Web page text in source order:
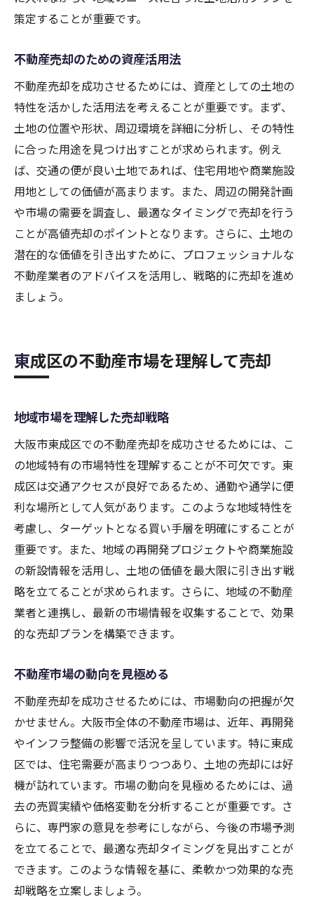
策定することが重要です。
不動産売却のための資産活用法
不動産売却を成功させるためには、資産としての土地の
特性を活かした活用法を考えることが重要です。まず、
土地の位置や形状、周辺環境を詳細に分析し、その特性
に合った用途を見つけ出すことが求められます。例え
ば、交通の便が良い土地であれば、住宅用地や商業施設
用地としての価値が高まります。また、周辺の開発計画
や市場の需要を調査し、最適なタイミングで売却を行う
ことが高値売却のポイントとなります。さらに、土地の
潜在的な価値を引き出すために、プロフェッショナルな
不動産業者のアドバイスを活用し、戦略的に売却を進め
ましょう。
東成区の不動産市場を理解して売却
地域市場を理解した売却戦略
大阪市東成区での不動産売却を成功させるためには、こ
の地域特有の市場特性を理解することが不可欠です。東
成区は交通アクセスが良好であるため、通勤や通学に便
利な場所として人気があります。このような地域特性を
考慮し、ターゲットとなる買い手層を明確にすることが
重要です。また、地域の再開発プロジェクトや商業施設
の新設情報を活用し、土地の価値を最大限に引き出す戦
略を立てることが求められます。さらに、地域の不動産
業者と連携し、最新の市場情報を収集することで、効果
的な売却プランを構築できます。
不動産市場の動向を見極める
不動産売却を成功させるためには、市場動向の把握が欠
かせません。大阪市全体の不動産市場は、近年、再開発
やインフラ整備の影響で活況を呈しています。特に東成
区では、住宅需要が高まりつつあり、土地の売却には好
機が訪れています。市場の動向を見極めるためには、過
去の売買実績や価格変動を分析することが重要です。さ
らに、専門家の意見を参考にしながら、今後の市場予測
を立てることで、最適な売却タイミングを見出すことが
できます。このような情報を基に、柔軟かつ効果的な売
却戦略を立案しましょう。